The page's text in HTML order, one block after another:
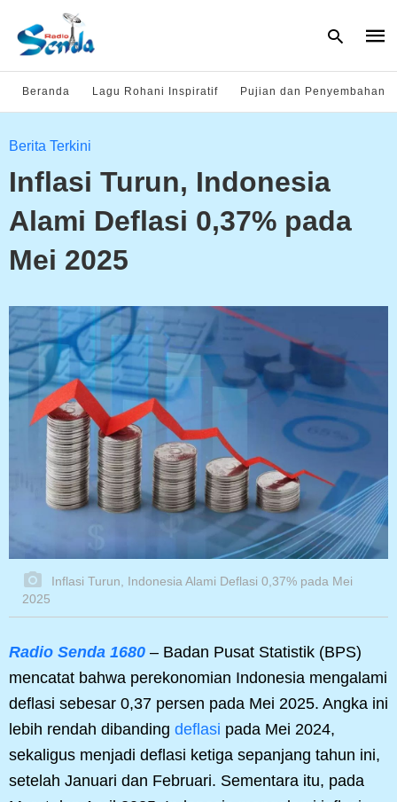
Beranda Lagu Rohani Inspiratif Pujian dan Penyembahan
Berita Terkini
Inflasi Turun, Indonesia
Alami Deflasi 0,37% pada
Mei 2025
Inflasi Turun, Indonesia Alami Deflasi 0,37% pada Mei
2025
Radio Senda 1680 – Badan Pusat Statistik (BPS)
mencatat bahwa perekonomian Indonesia mengalami
deflasi sebesar 0,37 persen pada Mei 2025. Angka ini
lebih rendah dibanding deflasi pada Mei 2024,
sekaligus menjadi deflasi ketiga sepanjang tahun ini,
setelah Januari dan Februari. Sementara itu, pada